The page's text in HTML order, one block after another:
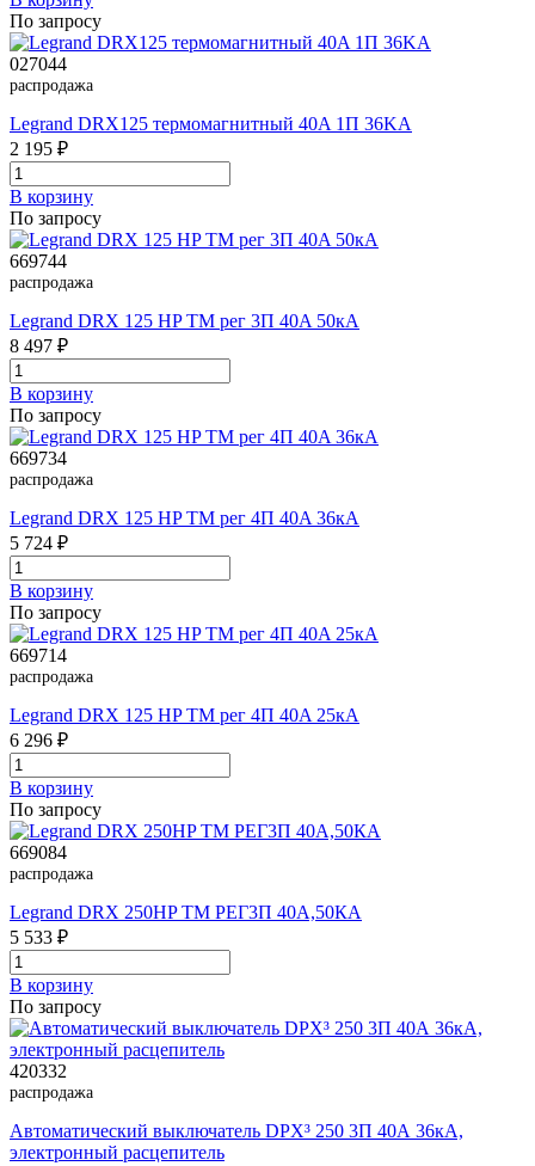
По запросу
027044
распродажа
Legrand DRX125 термомагнитный 40A 1П 36KA
2 195 ₽
В корзинy
По запросу
669744
распродажа
Legrand DRX 125 HP TM рег 3П 40A 50кА
8 497 ₽
В корзинy
По запросу
669734
распродажа
Legrand DRX 125 HP TM рег 4П 40A 36кА
5 724 ₽
В корзинy
По запросу
669714
распродажа
Legrand DRX 125 HP TM рег 4П 40A 25кА
6 296 ₽
В корзинy
По запросу
669084
распродажа
Legrand DRX 250HP TM РЕГ3П 40A,50КА
5 533 ₽
В корзинy
По запросу
420332
распродажа
Автоматический выключатель DPX³ 250 3П 40А 36кА,
электронный расцепитель